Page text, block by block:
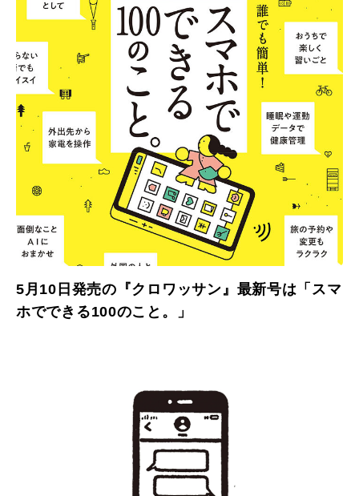
5月10日発売の『クロワッサン』最新号は「スマ
ホでできる100のこと。」